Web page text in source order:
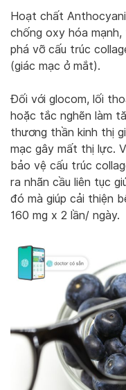
Hoạt chất
chống oxy hóa
phá vỡ cấu trúc
(giác mạc ở mắt).
Đối với glocom, lối
hoặc tắc nghẽn làm
thương thần kinh thị
mạc gây mất thị lực.
bảo vệ cấu trúc
ra nhãn cầu liên tục
đó mà giúp cải thiện
160 mg x 2 lần/ ngày.